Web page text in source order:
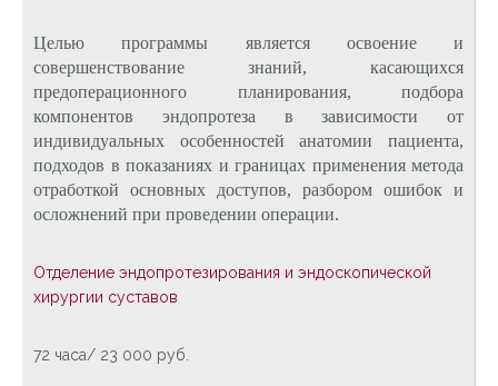
Целью программы является освоение и
совершенствование знаний, касающихся
предоперационного планирования, подбора
компонентов эндопротеза в зависимости от
индивидуальных особенностей анатомии пациента,
подходов в показаниях и границах применения метода
отработкой основных доступов, разбором ошибок и
осложнений при проведении операции.
Отделение эндопротезирования и эндоскопической
хирургии суставов
72 часа/ 23 000 руб.